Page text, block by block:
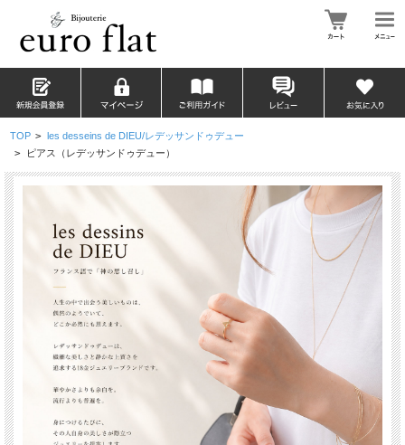
TOP > les desseins de DIEU/レデッサンドゥデュー
> ピアス（レデッサンドゥデュー）